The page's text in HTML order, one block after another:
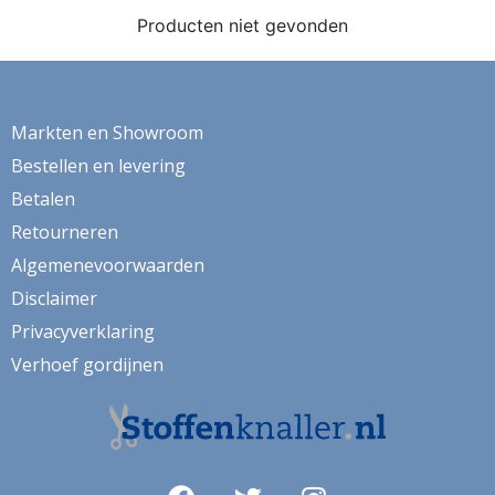
ginko
gnome
groene thee
groot
harten
hartjes
Producten niet gevonden
Markten en Showroom
Bestellen en levering
Betalen
Retourneren
Algemenevoorwaarden
Disclaimer
Privacyverklaring
Verhoef gordijnen